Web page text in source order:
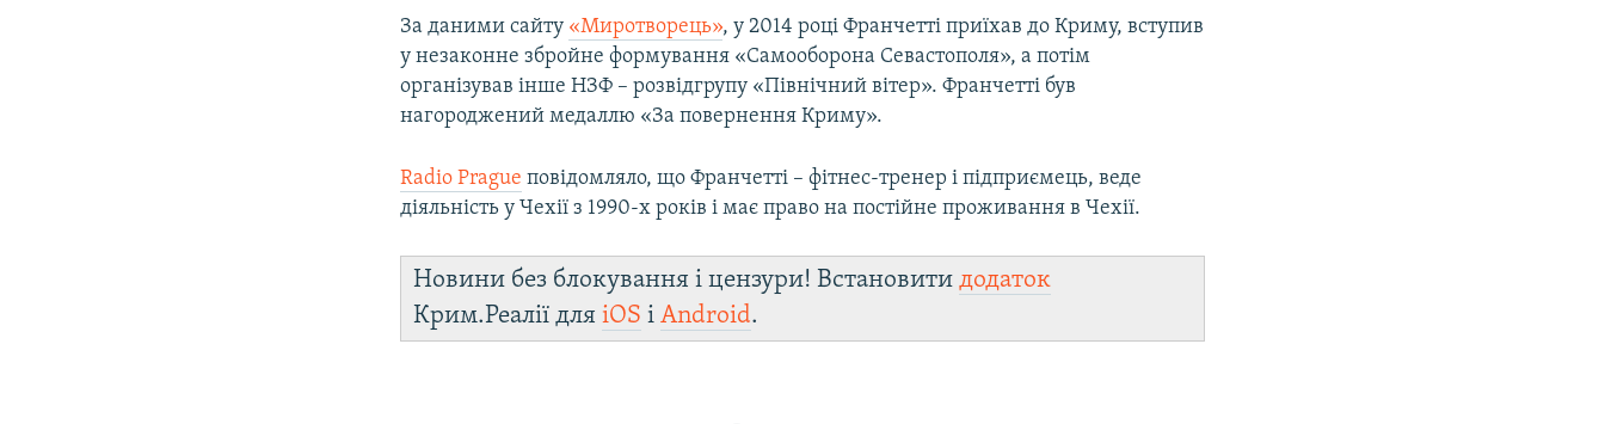
За даними сайту «Миротворець», у 2014 році Франчетті приїхав до Криму, вступив
у незаконне збройне формування «Самооборона Севастополя», а потім
організував інше НЗФ – розвідгрупу «Північний вітер». Франчетті був
нагороджений медаллю «За повернення Криму».
Radio Prague повідомляло, що Франчетті – фітнес-тренер і підприємець, веде
діяльність у Чехії з 1990-х років і має право на постійне проживання в Чехії.
Новини без блокування і цензури! Встановитидодаток
Крим.Реалії дляiOS іAndroid.